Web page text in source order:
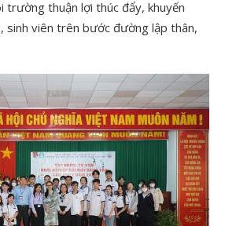
trường thuận lợi thúc đẩy, khuyến
sinh viên trên bước đường lập thân,